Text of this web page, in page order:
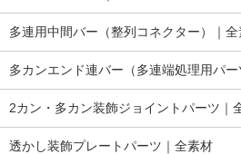
多連用中間バー（整列コネクター）｜全
多カンエンド連バー（多連端処理用パ
2カン・多カン装飾ジョイントパーツ｜
透かし装飾プレートパーツ｜全素材